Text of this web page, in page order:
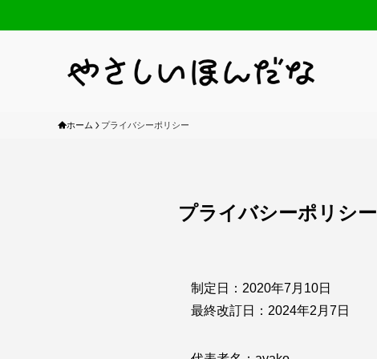
ホーム プライバシーポリシー
プライバシーポリシー
制定日：2020年7月10日
最終改訂日：2024年2月7日